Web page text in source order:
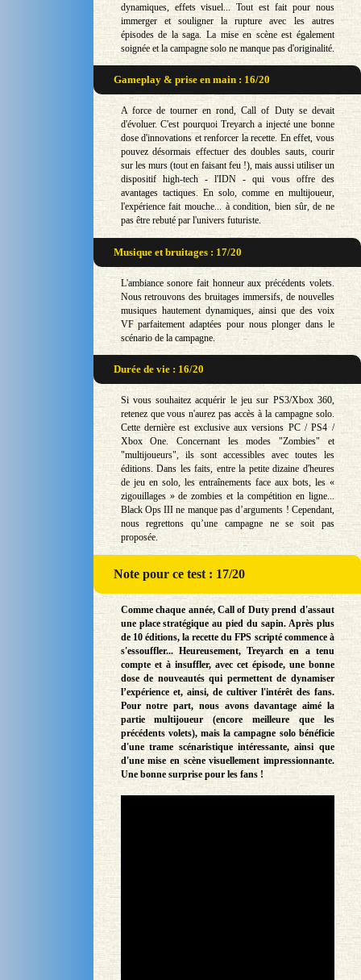
dynamiques, effets visuel... Tout est fait pour nous
immerger et souligner la rupture avec les autres
épisodes de la saga. La mise en scène est également
soignée et la campagne solo ne manque pas d'originalité.
Gameplay & prise en main : 16/20
A force de tourner en rond, Call of Duty se devait
d'évoluer. C'est pourquoi Treyarch a injecté une bonne
dose d'innovations et renforcer la recette. En effet, vous
pouvez désormais effectuer des doubles sauts, courir
sur les murs (tout en faisant feu !), mais aussi utiliser un
dispositif high-tech - l'IDN - qui vous offre des
avantages tactiques. En solo, comme en multijoueur,
l'expérience fait mouche... à condition, bien sûr, de ne
pas être rebuté par l'univers futuriste.
Musique et bruitages : 17/20
L'ambiance sonore fait honneur aux précédents volets.
Nous retrouvons des bruitages immersifs, de nouvelles
musiques hautement dynamiques, ainsi que des voix
VF parfaitement adaptées pour nous plonger dans le
scénario de la campagne.
Durée de vie : 16/20
Si vous souhaitez acquérir le jeu sur PS3/Xbox 360,
retenez que vous n'aurez pas accès à la campagne solo.
Cette dernière est exclusive aux versions PC / PS4 /
Xbox One. Concernant les modes "Zombies" et
"multijoueurs", ils sont accessibles avec toutes les
éditions. Dans les faits, entre la petite dizaine d'heures
de jeu en solo, les entraînements face aux bots, les «
zigouillages » de zombies et la compétition en ligne...
Black Ops III ne manque pas d’arguments ! Cependant,
nous regrettons qu’une campagne ne se soit pas
proposée.
Notepour ce test : 17/20
Comme chaque année, Call of Duty prend d'assaut
une place stratégique au pied du sapin. Après plus
de 10 éditions, la recette du FPS scripté commence à
s'essouffler... Heureusement, Treyarch en a tenu
compte et à insuffler, avec cet épisode, une bonne
dose de nouveautés qui permettent de dynamiser
l’expérience et, ainsi, de cultiver l'intérêt des fans.
Pour notre part, nous avons davantage aimé la
partie multijoueur (encore meilleure que les
précédents volets), mais la campagne solo bénéficie
d'une trame scénaristique intéressante, ainsi que
d'une mise en scène visuellement impressionnante.
Une bonne surprise pour les fans !